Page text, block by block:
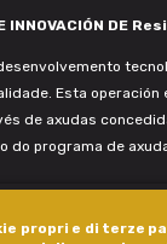
propri e di terze
INNOVACIÓN DE
Esta operación
de axudas
do programa de